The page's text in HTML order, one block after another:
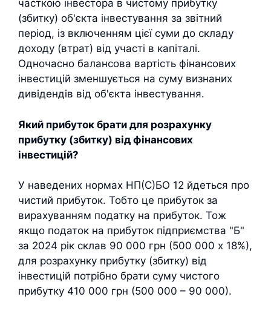
часткою інвестора в чистому прибутку
(збитку) об'єкта інвестування за звітний
період, із включенням цієї суми до складу
доходу (втрат) від участі в капіталі.
Одночасно балансова вартість фінансових
інвестицій зменшується на суму визнаних
дивідендів від об'єкта інвестування.
Який прибуток брати для розрахунку
прибутку (збитку) від фінансових
інвестицій?
У наведених нормах НП(С)БО 12 йдеться про
чистий прибуток. Тобто це прибуток за
вирахуванням податку на прибуток. Тож
якщо податок на прибуток підприємства "Б"
за 2024 рік склав 90 000 грн (500 000 х 18%),
для розрахунку прибутку (збитку) від
інвестицій потрібно брати суму чистого
прибутку 410 000 грн (500 000 – 90 000).